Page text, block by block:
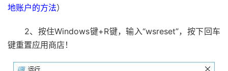
地账户的方法）
2、按住Windows键+R键，输入“wsreset”，按下回车
键重置应用商店！